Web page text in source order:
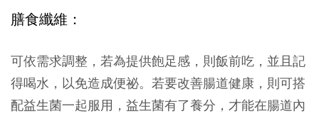
膳食纖維：
可依需求調整，若為提供飽足感，則飯前吃，並且記
得喝水，以免造成便祕。若要改善腸道健康，則可搭
配益生菌一起服用，益生菌有了養分，才能在腸道內